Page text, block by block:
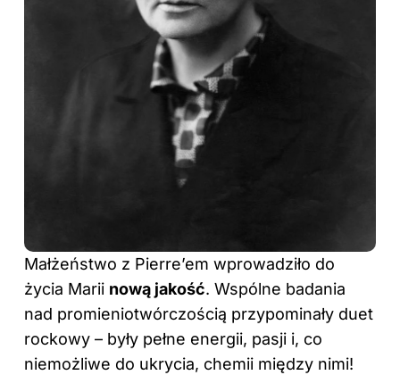
Małżeństwo z Pierre’em wprowadziło do
życia Marii nową jakość. Wspólne badania
nad promieniotwórczością przypominały duet
rockowy – były pełne energii, pasji i, co
niemożliwe do ukrycia, chemii między nimi!